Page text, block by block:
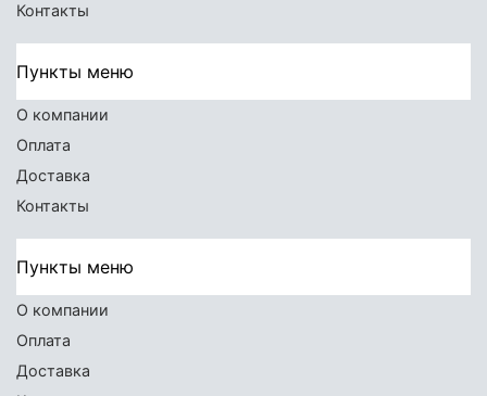
Контакты
Пункты меню
О компании
Оплата
Доставка
Контакты
Пункты меню
О компании
Оплата
Доставка